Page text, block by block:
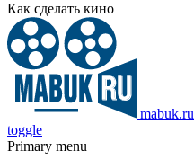
Как сделать кино
mabuk.ru
toggle
Primary menu